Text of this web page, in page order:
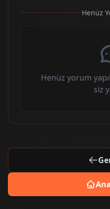
Henüz
Henüz yorum
siz